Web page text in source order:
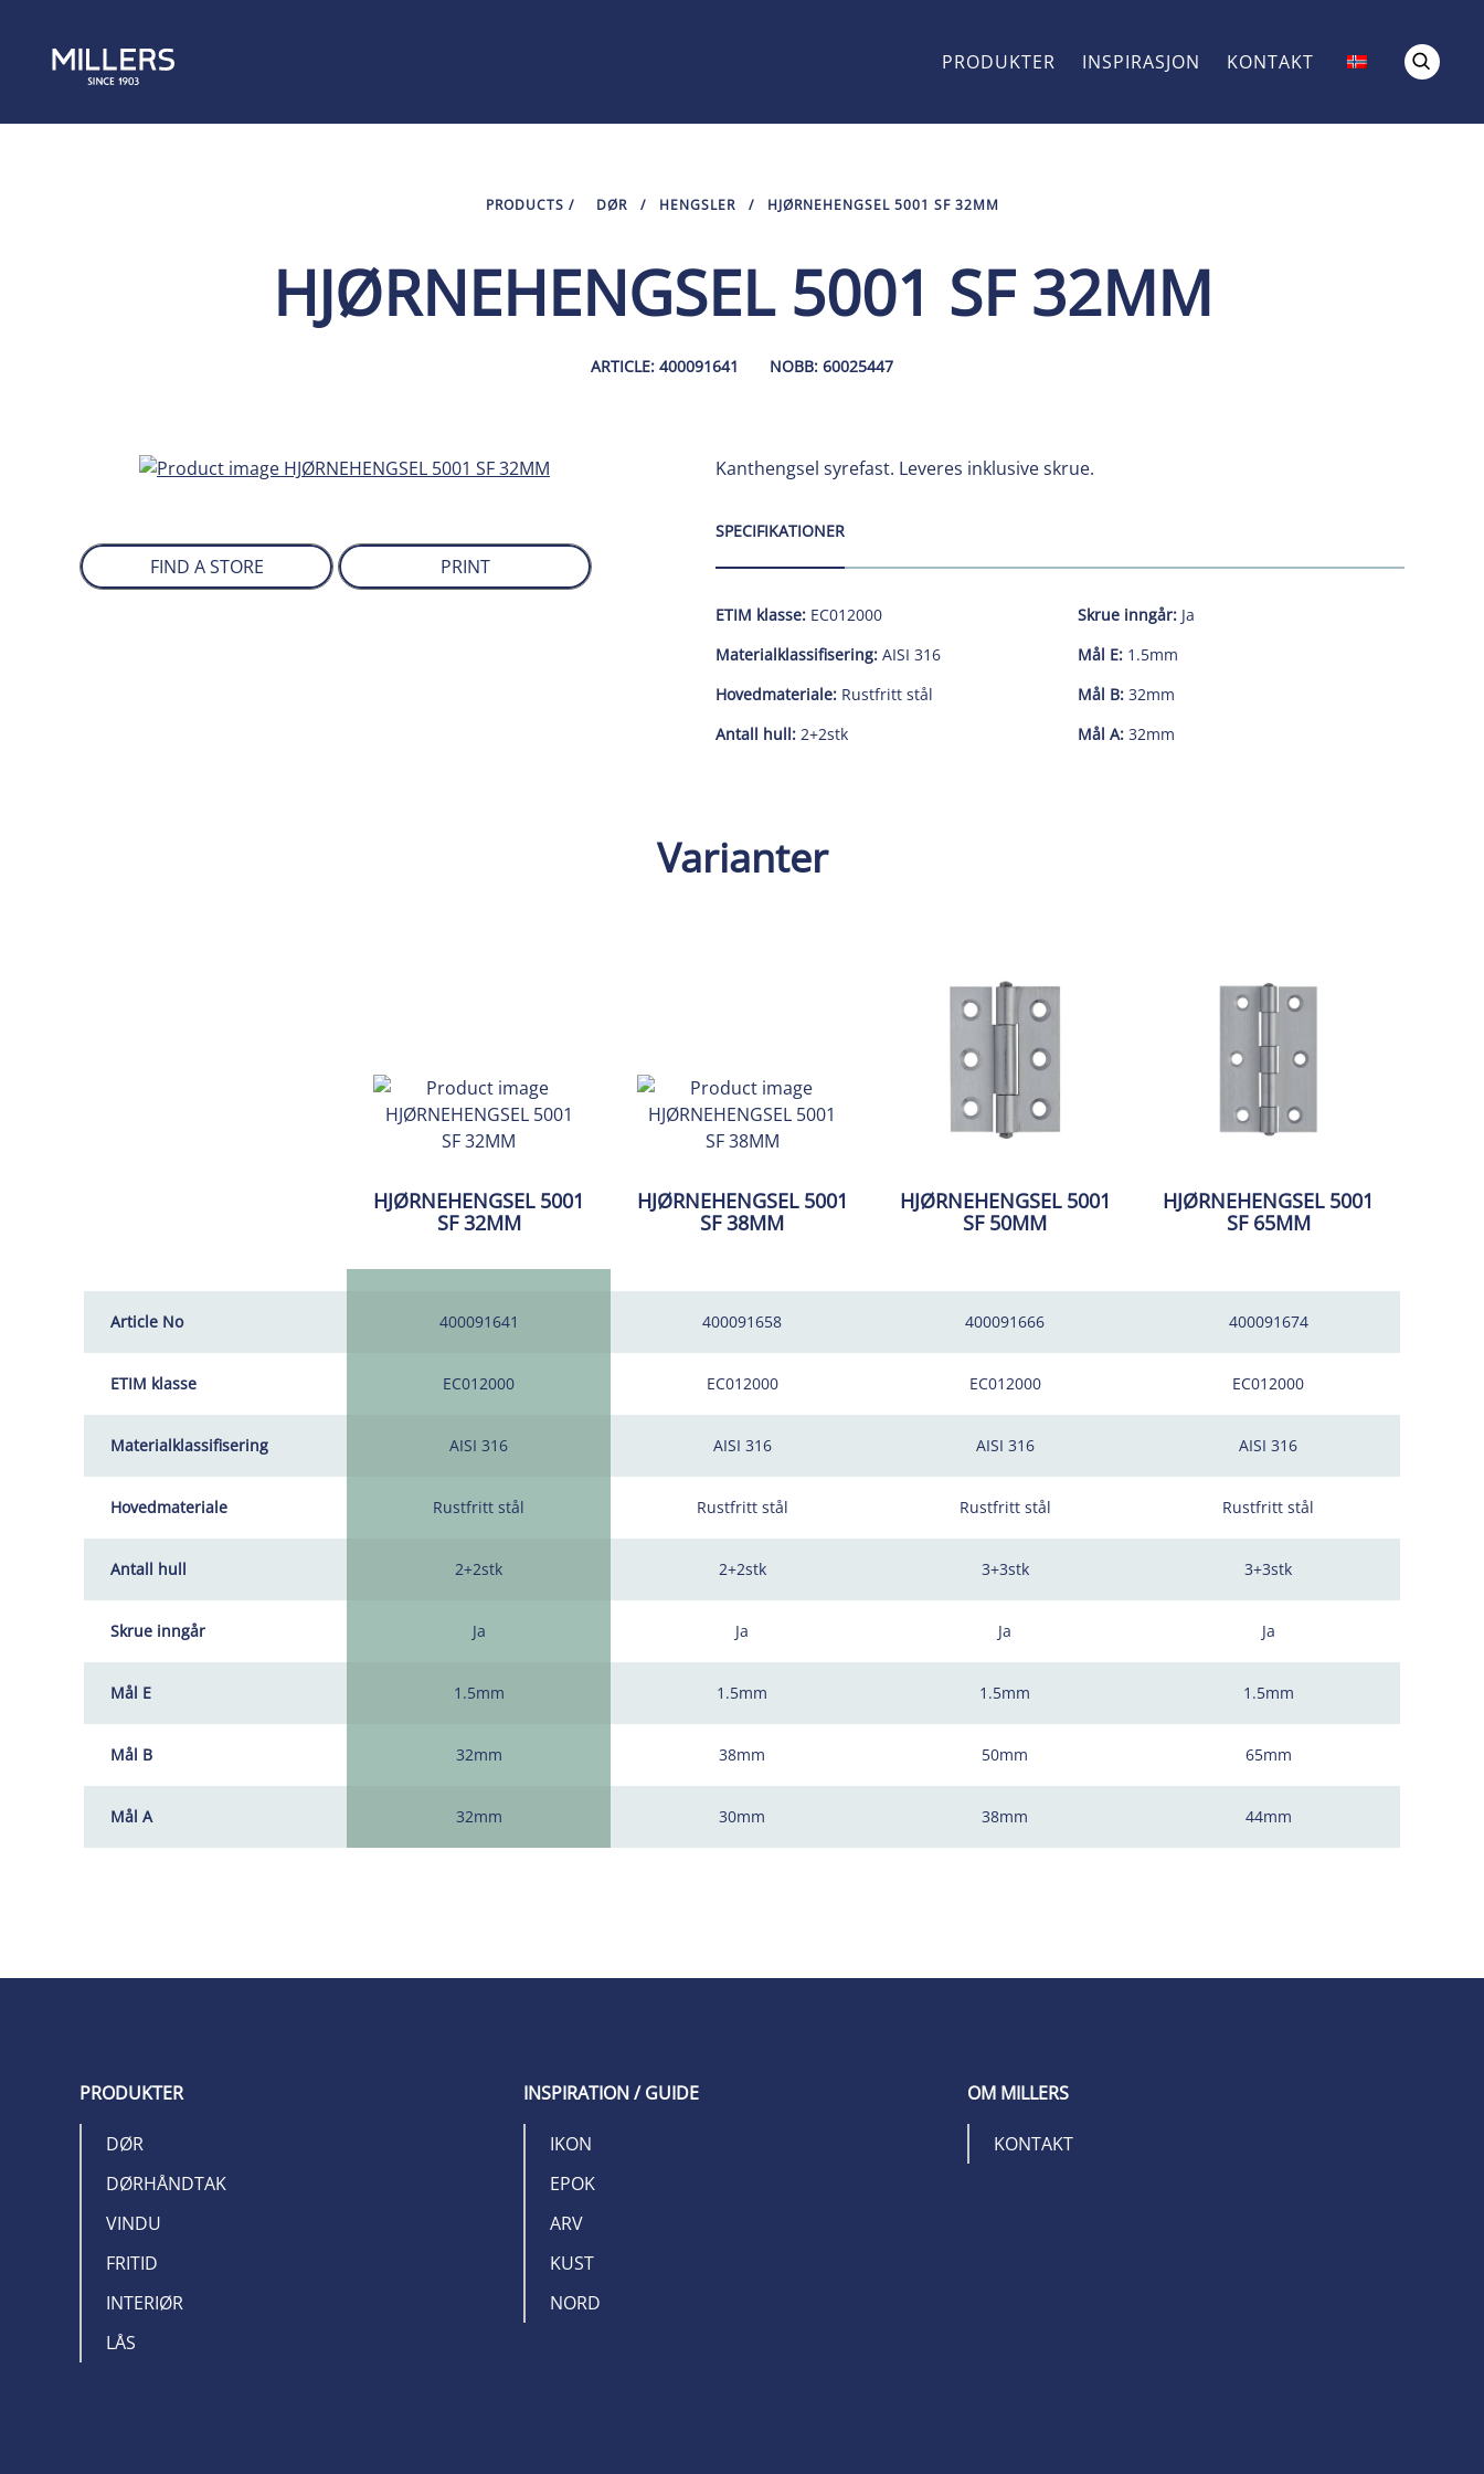
PRODUKTER INSPIRASJON KONTAKT
PRODUCTS / DØR / HENGSLER / HJØRNEHENGSEL 5001 SF 32MM
HJØRNEHENGSEL 5001 SF 32MM
ARTICLE: 400091641 NOBB: 60025447
FIND A STORE PRINT
Kanthengsel syrefast. Leveres inklusive skrue.
SPECIFIKATIONER
ETIM klasse: EC012000
Materialklassifisering: AISI 316
Hovedmateriale: Rustfritt stål
Antall hull: 2+2stk
Skrue inngår: Ja
Mål E: 1.5mm
Mål B: 32mm
Mål A: 32mm
Varianter
Article No
ETIM klasse
Materialklassifisering
Hovedmateriale
Antall hull
Skrue inngår
Mål E
Mål B
Mål A
HJØRNEHENGSEL 5001
SF 32MM
400091641
EC012000
AISI 316
Rustfritt stål
2+2stk
Ja
1.5mm
32mm
32mm
HJØRNEHENGSEL 5001
SF 38MM
400091658
EC012000
AISI 316
Rustfritt stål
2+2stk
Ja
1.5mm
38mm
30mm
HJØRNEHENGSEL 5001
SF 50MM
400091666
EC012000
AISI 316
Rustfritt stål
3+3stk
Ja
1.5mm
50mm
38mm
HJØRNEHENGSEL 5001
SF 65MM
400091674
EC012000
AISI 316
Rustfritt stål
3+3stk
Ja
1.5mm
65mm
44mm
PRODUKTER
DØR
DØRHÅNDTAK
VINDU
FRITID
INTERIØR
LÅS
INSPIRATION / GUIDE
IKON
EPOK
ARV
KUST
NORD
OM MILLERS
KONTAKT